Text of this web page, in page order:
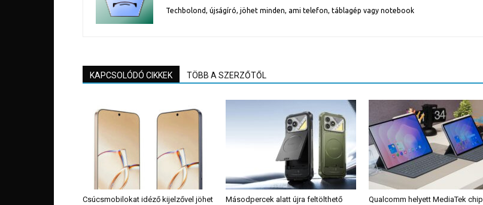
Techbolond, újságíró, jöhet minden, ami telefon, táblagép vagy notebook
KAPCSOLÓDÓ CIKKEK TÖBB A SZERZŐTŐL
Csúcsmobilokat idéző kijelzővel jöhet Másodpercek alatt újra feltölthető Qualcomm helyett MediaTek chip